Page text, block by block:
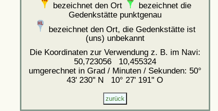
bezeichnet den Ort
bezeichnet die
Gedenkstätte punktgenau
bezeichnet den Ort, die Gedenkstätte ist
(uns) unbekannt
Die Koordinaten zur Verwendung z. B. im Navi:
50,723056 10,455324
umgerechnet in Grad / Minuten / Sekunden: 50°
43' 230'' N 10° 27' 191'' O